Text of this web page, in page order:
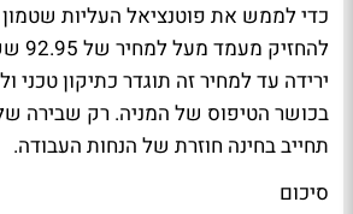
כדי לממש את פוטנציאל העליות שטמון
ירידה עד למחיר זה תוגדר כתיקון טכני
בכושר הטיפוס של המניה. רק שבירה
תחייב בחינה חוזרת של הנחות העבודה.
סיכום